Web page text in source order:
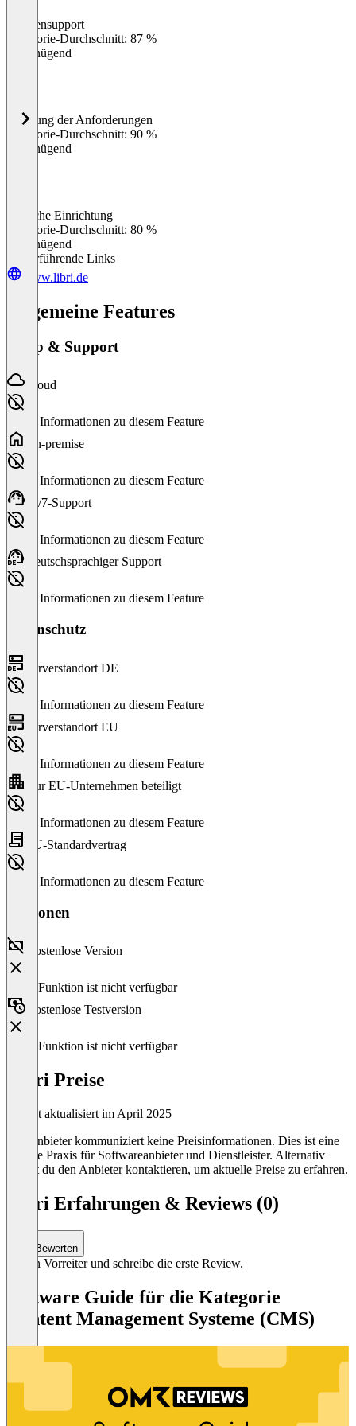
Kundensupport
Kategorie-Durchschnitt: 87 %
Ungenügend
%
Erfüllung der Anforderungen
Kategorie-Durchschnitt: 90 %
Ungenügend
Einfache Einrichtung
Kategorie-Durchschnitt: 80 %
Ungenügend
Weiterführende Links
www.libri.de
Allgemeine Features
Setup & Support
Cloud
Keine Informationen zu diesem Feature
On-premise
Keine Informationen zu diesem Feature
24/7-Support
Keine Informationen zu diesem Feature
Deutschsprachiger Support
Keine Informationen zu diesem Feature
Datenschutz
Serverstandort DE
Keine Informationen zu diesem Feature
Serverstandort EU
Keine Informationen zu diesem Feature
Nur EU-Unternehmen beteiligt
Keine Informationen zu diesem Feature
EU-Standardvertrag
Keine Informationen zu diesem Feature
Versionen
Kostenlose Version
Diese Funktion ist nicht verfügbar
Kostenlose Testversion
Diese Funktion ist nicht verfügbar
Libri Preise
Zuletzt aktualisiert im April 2025
Der Anbieter kommuniziert keine Preisinformationen. Dies ist eine
übliche Praxis für Softwareanbieter und Dienstleister. Alternativ
kannst du den Anbieter kontaktieren, um aktuelle Preise zu erfahren.
Libri Erfahrungen & Reviews (0)
Bewerten
Sei ein Vorreiter und schreibe die erste Review.
Software Guide für die Kategorie
Content Management Systeme (CMS)